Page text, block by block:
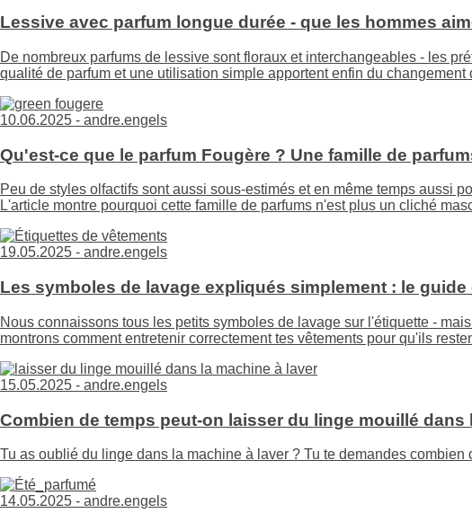
Lessive avec parfum longue durée - que les hommes
De nombreux parfums de lessive sont floraux et interchangeables - les
qualité de parfum et une utilisation simple apportent enfin du changement
10.06.2025 - andre.engels
Qu'est-ce que le parfum Fougère ? Une famille de
Peu de styles olfactifs sont aussi sous-estimés et en même temps aussi
L'article montre pourquoi cette famille de parfums n'est plus un cliché
19.05.2025 - andre.engels
Les symboles de lavage expliqués simplement : le
Nous connaissons tous les petits symboles de lavage sur l'étiquette -
montrons comment entretenir correctement tes vêtements pour qu'ils
15.05.2025 - andre.engels
Combien de temps peut-on laisser du linge mouillé dans
Tu as oublié du linge dans la machine à laver ? Tu te demandes
14.05.2025 - andre.engels